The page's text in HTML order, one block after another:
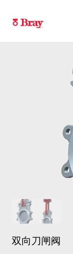
双向刀闸阀